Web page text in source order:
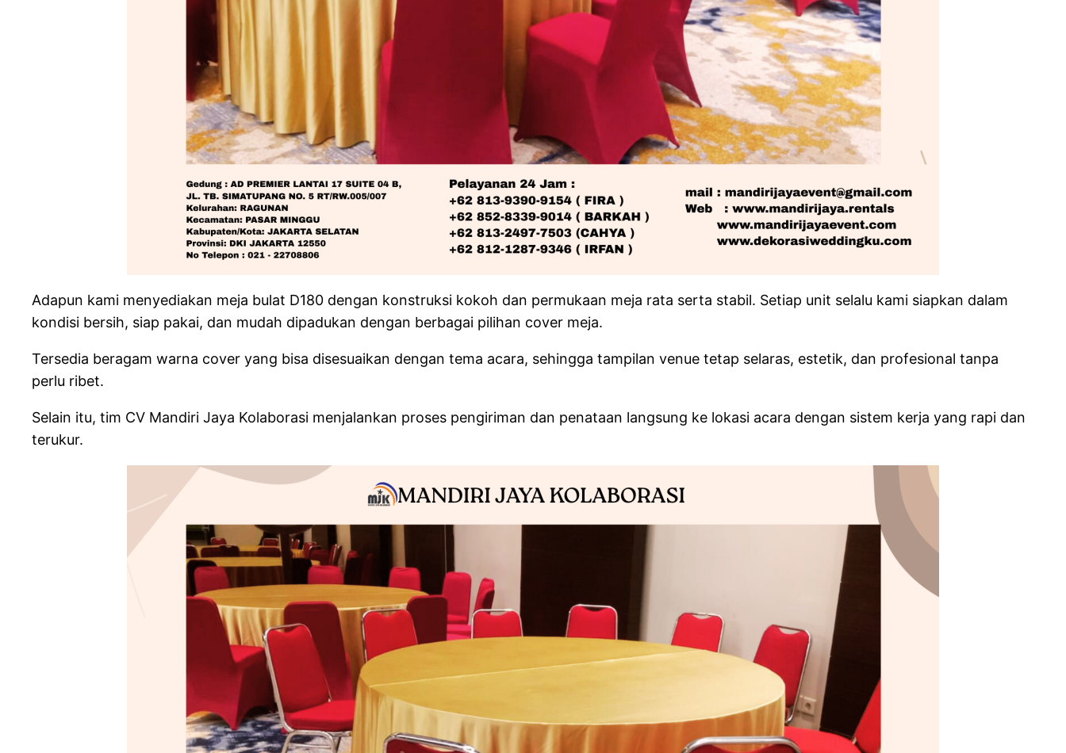
Adapun kami menyediakan meja bulat D180 dengan konstruksi kokoh dan permukaan meja rata serta stabil. Setiap unit selalu kami siapkan dalam
kondisi bersih, siap pakai, dan mudah dipadukan dengan berbagai pilihan cover meja.
Tersedia beragam warna cover yang bisa disesuaikan dengan tema acara, sehingga tampilan venue tetap selaras, estetik, dan profesional tanpa
perlu ribet.
Selain itu, tim CV Mandiri Jaya Kolaborasi menjalankan proses pengiriman dan penataan langsung ke lokasi acara dengan sistem kerja yang rapi dan
terukur.